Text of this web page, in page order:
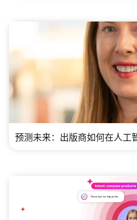
预测未来：出版商如何在人工